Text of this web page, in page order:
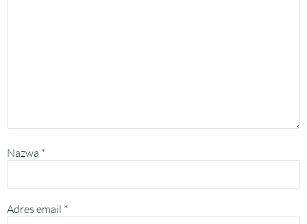
Nazwa *
Adres email *